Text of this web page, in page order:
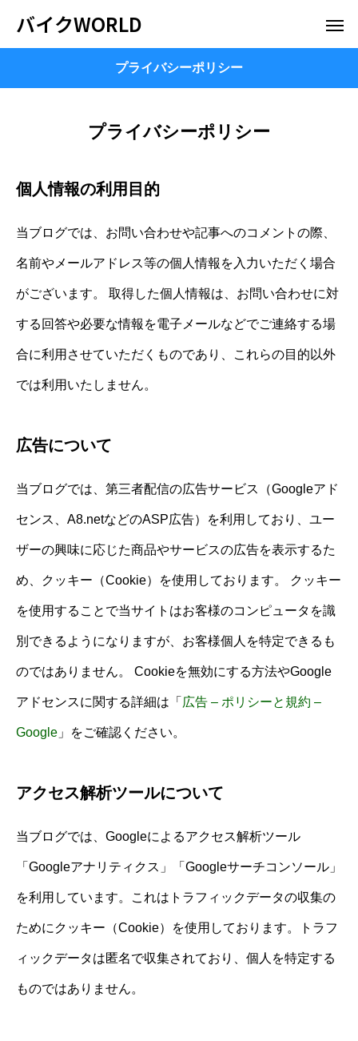
バイクWORLD
プライバシーポリシー
プライバシーポリシー
個人情報の利用目的
当ブログでは、お問い合わせや記事へのコメントの際、
名前やメールアドレス等の個人情報を入力いただく場合
がございます。 取得した個人情報は、お問い合わせに対
する回答や必要な情報を電子メールなどでご連絡する場
合に利用させていただくものであり、これらの目的以外
では利用いたしません。
広告について
当ブログでは、第三者配信の広告サービス（Googleアド
センス、A8.netなどのASP広告）を利用しており、ユー
ザーの興味に応じた商品やサービスの広告を表示するた
め、クッキー（Cookie）を使用しております。 クッキー
を使用することで当サイトはお客様のコンピュータを識
別できるようになりますが、お客様個人を特定できるも
のではありません。 Cookieを無効にする方法やGoogle
アドセンスに関する詳細は「 広告 – ポリシーと規約 –
Google 」をご確認ください。
アクセス解析ツールについて
当ブログでは、Googleによるアクセス解析ツール
「Googleアナリティクス」「Googleサーチコンソール」
を利用しています。これはトラフィックデータの収集の
ためにクッキー（Cookie）を使用しております。トラフ
ィックデータは匿名で収集されており、個人を特定する
ものではありません。